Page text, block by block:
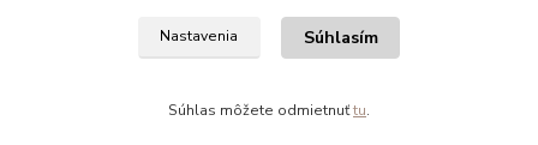
Copyright © kvalitnabielizen.sk
Nastavenia Súhlasím
Súhlas môžete odmietnuťtu.